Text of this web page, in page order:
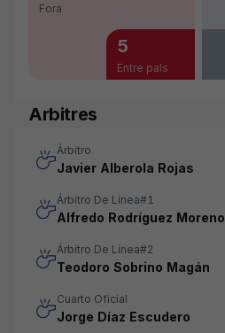
Fora
5
Entre pals
Arbitres
Árbitro
Javier Alberola Rojas
Árbitro De Línea#1
Alfredo Rodríguez Moreno
Árbitro De Línea#2
Teodoro Sobrino Magán
Cuarto Oficial
Jorge Díaz Escudero